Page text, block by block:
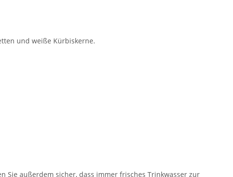
und weiße Kürbiskerne.
Sie außerdem sicher, dass immer frisches Trinkwasser zur